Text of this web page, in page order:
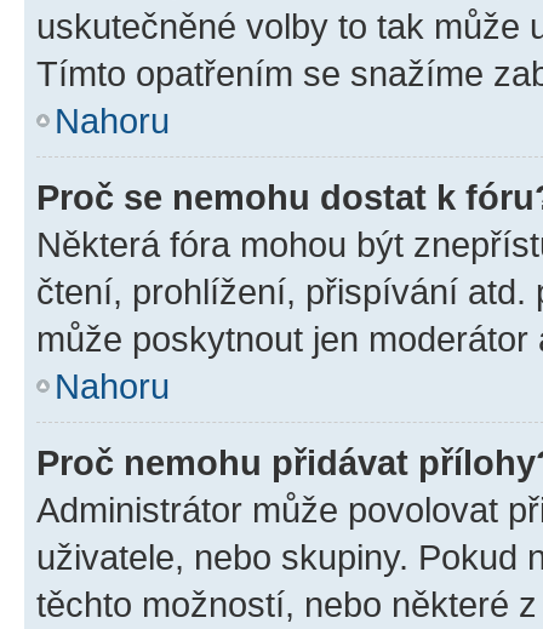
uskutečněné volby to tak může
Tímto opatřením se snažíme
Nahoru
Proč se nemohu dostat k
Některá fóra mohou být
čtení, prohlížení, přispívání atd.
může poskytnout jen
Nahoru
Proč nemohu přidávat
Administrátor může povolovat
uživatele, nebo skupiny. Pokud
těchto možností, nebo některé